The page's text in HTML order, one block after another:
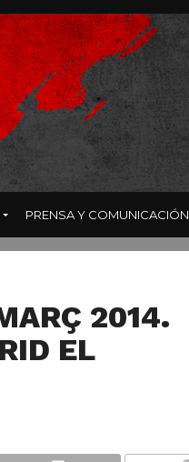
PRENSA Y COMUNICACIÓN
2014.
EL